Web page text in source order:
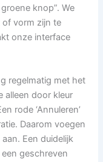
knop”. We
vorm zijn te
onze interface
regelmatig met het
alleen door kleur
rode ‘Annuleren’
Daarom voegen
Een duidelijk
geschreven